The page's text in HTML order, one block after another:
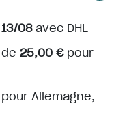
08avec DHL
25,00 €pour
Allemagne,